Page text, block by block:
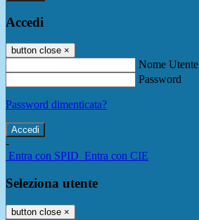
Accedi
button close ×
Nome Utente
Password
Password dimenticata?
-
Entra con SPID Entra con CIE
Seleziona utente
button close ×